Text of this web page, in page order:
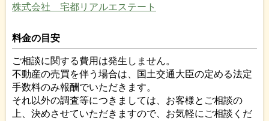
株式会社 宅都リアルエステート
料金の目安
ご相談に関する費用は発生しません。
不動産の売買を伴う場合は、国土交通大臣の定める法定
手数料のみ報酬でいただきます。
それ以外の調査等につきましては、お客様とご相談の
上、決めさせていただきますので、お気軽にご相談くだ